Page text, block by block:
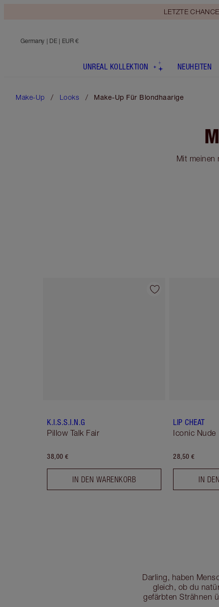
LETZTE
Germany | DE | EUR €
UNREAL KOLLEKTION NEUHEITEN
Make-Up Looks Make-Up Für Blondhaarige
Mit meinen
Artikel 1 von 6
K.I.S.S.I.N.G
Pillow Talk Fair
38,00 €
IN DEN WARENKORB
LIP CHEAT
Iconic Nude
28,50 €
IN
Darling, haben
gleich, ob du
gefärbten Strähnen